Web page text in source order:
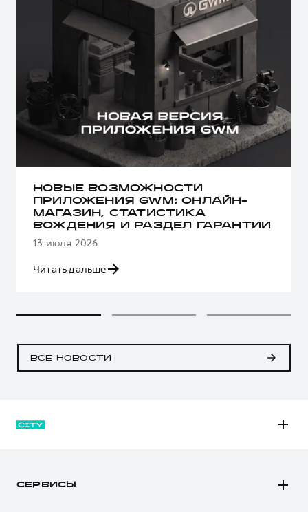
НОВЫЕ ВОЗМОЖНОСТИ
ПРИЛОЖЕНИЯ GWM: ОНЛАЙН-
МАГАЗИН, СТАТИСТИКА
ВОЖДЕНИЯ И РАЗДЕЛ ГАРАНТИИ
13 июля 2026
Читать дальше
ВСЕ НОВОСТИ
СЕРВИСЫ